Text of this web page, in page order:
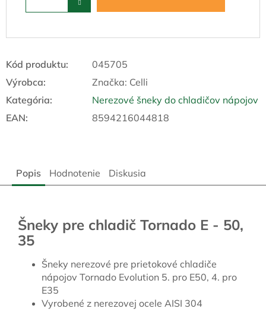
Kód produktu:
045705
Výrobca:
Značka: Celli
Kategória:
Nerezové šneky do chladičov nápojov
EAN: 8594216044818
Popis Hodnotenie Diskusia
Šneky pre chladič Tornado E - 50,
35
Šneky nerezové pre prietokové chladiče
nápojov Tornado Evolution 5. pro E50, 4. pro
E35
Vyrobené z nerezovej ocele AISI 304